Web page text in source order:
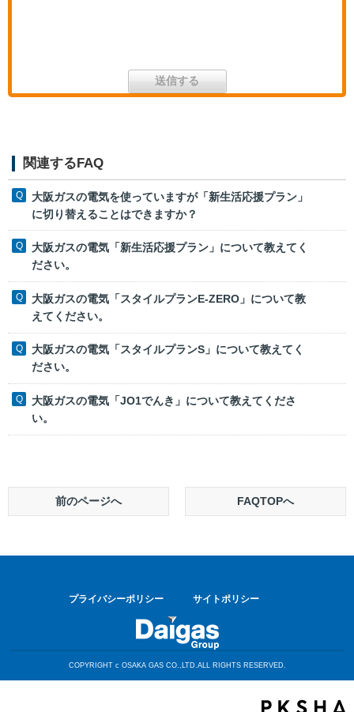
関連するFAQ
大阪ガスの電気を使っていますが「新生活応援プラン」
に切り替えることはできますか？
大阪ガスの電気「新生活応援プラン」について教えてく
ださい。
大阪ガスの電気「スタイルプランE‐ZERO」について教
えてください。
大阪ガスの電気「スタイルプランS」について教えてく
ださい。
大阪ガスの電気「JO1でんき」について教えてくださ
い。
前のページへ FAQTOPへ
プライバシーポリシー サイトポリシー
COPYRIGHT c OSAKA GAS CO.,LTD.ALL RIGHTS RESERVED.